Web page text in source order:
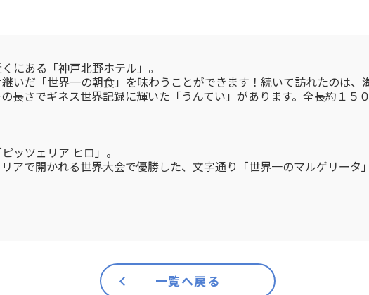
にある「神戸北野ホテル」。
いだ「世界一の朝食」を味わうことができます！続いて訪れたのは
長さでギネス世界記録に輝いた「うんてい」があります。全長約１５
ッツェリア ヒロ」。
アで開かれる世界大会で優勝した、文字通り「世界一のマルゲリー
一覧へ戻る